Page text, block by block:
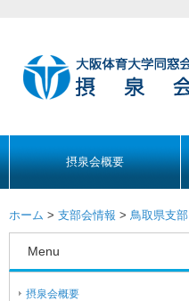
摂泉会概要
ホーム > 支部会情報 > 鳥取県支部
Menu
摂泉会概要